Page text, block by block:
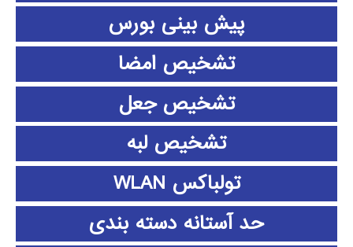
پیش بینی بورس
تشخیص امضا
تشخیص جعل
تشخیص لبه
تولباکس WLAN
حد آستانه دسته بندی